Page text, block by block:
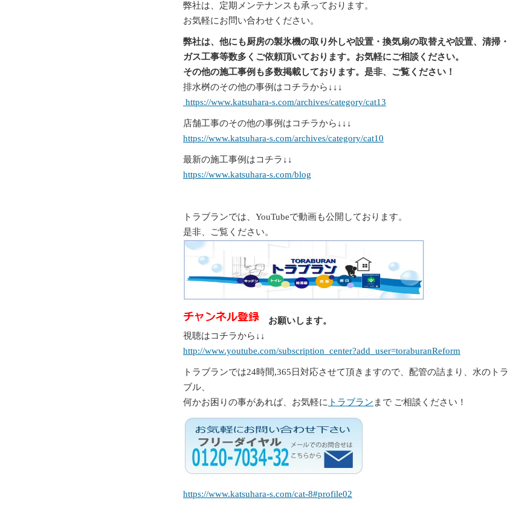
弊社は、定期メンテナンスも承っております。
お気軽にお問い合わせください。
弊社は、他にも厨房の製氷機の取り外しや設置・換気扇の取替えや設置、清掃・
ガス工事等数多くご依頼頂いております。お気軽にご相談ください。
その他の施工事例も多数掲載しております。是非、ご覧ください！
排水桝のその他の事例はコチラから↓↓↓
https://www.katsuhara-s.com/archives/category/cat13
店舗工事のその他の事例はコチラから↓↓↓
https://www.katsuhara-s.com/archives/category/cat10
最新の施工事例はコチラ↓↓
https://www.katsuhara-s.com/blog
トラブランでは、YouTubeで動画も公開しております。
是非、ご覧ください。
お願いします。
視聴はコチラから↓↓
http://www.youtube.com/subscription_center?add_user=toraburanReform
トラブランでは24時間,365日対応させて頂きますので、配管の詰まり、水のトラ
ブル、
何かお困りの事があれば、お気軽に トラブラン まで ご相談ください！
https://www.katsuhara-s.com/cat-8#profile02